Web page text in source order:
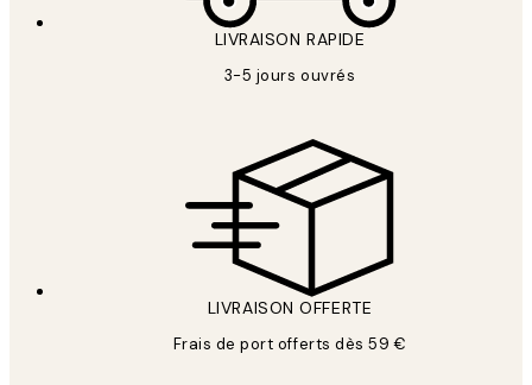
LIVRAISON RAPIDE
3-5 jours ouvrés
LIVRAISON OFFERTE
Frais de port offerts dès 59 €